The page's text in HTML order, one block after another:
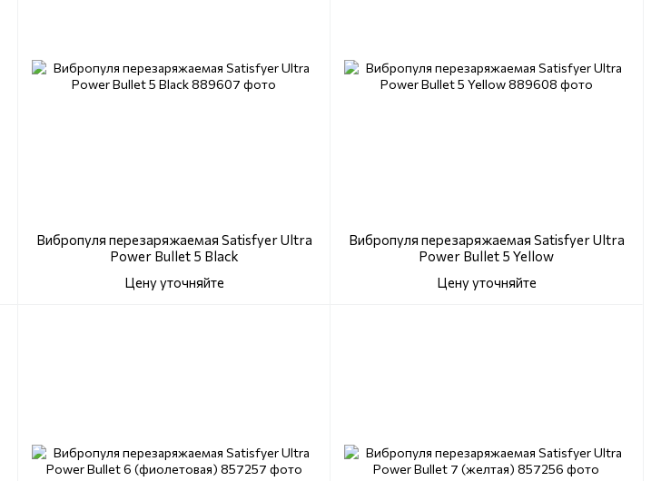
Вибропуля перезаряжаемая Satisfyer Ultra
Power Bullet 5 Black
Цену уточняйте
Вибропуля перезаряжаемая Satisfyer Ultra
Power Bullet 5 Yellow
Цену уточняйте